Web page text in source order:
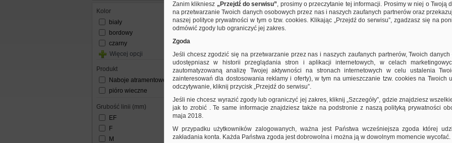
kolor
biały
bordowy
czarny
Więcej opcji
produkt
Naboje atramentowe
pióro wieczne
grubość linii (mm)
EF
F
M
pióro wieczne Platinum Prefounte Night Sea…
Cena od:59,22 PLNdo:59,22 PLN
pióro wieczne Platinum Prefounte Dark
Graphite Blue, M, w plastikowym
opakowaniu, na blistrze,
pióro wieczne Platinum Prefounte Graphite
Zanim klikniesz „Przejdź do serwisu”, prosimy o przeczytanie tej informacji. Prosimy w niej o Twoją
na przetwarzanie Twoich danych osobowych przez nas i naszych zaufanych partnerów oraz
naszej polityce prywatności w tym o tzw. cookies. Klikając „Przejdź do serwisu”, zgadzasz się na
odmówić zgody lub ograniczyć jej zakres.
Zgoda
Jeśli chcesz zgodzić się na przetwarzanie przez nas i naszych zaufanych partnerów, Twoich danych
udostępniasz w historii przeglądania stron i aplikacji internetowych, w celach
zautomatyzowaną analizę Twojej aktywności na stronach internetowych w celu ustalenia
zainteresowań dla dostosowania reklamy i oferty), w tym na umieszczanie tzw. cookies na Twoich
odczytywanie, kliknij przycisk „Przejdź do serwisu”.
Jeśli nie chcesz wyrazić zgody lub ograniczyć jej zakres, kliknij „Szczegóły”, gdzie znajdziesz
jak to zrobić . Te same informacje znajdziesz także na podstronie z naszą polityką prywatności
maja 2018.
W przypadku użytkowników zalogowanych, ważna jest Państwa wcześniejsza zgoda której
zakładania konta. Każda Państwa zgoda jest dobrowolna i można ją w dowolnym momencie wycofać.